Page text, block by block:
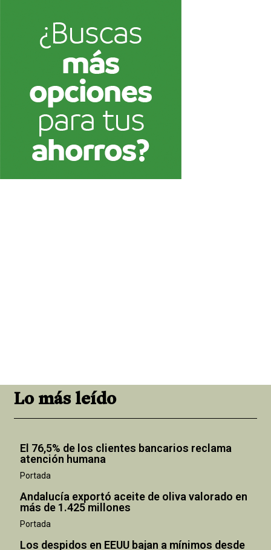
Lo más leído
El 76,5% de los clientes bancarios reclama
atención humana
Portada
Andalucía exportó aceite de oliva valorado en
más de 1.425 millones
Portada
Los despidos en EEUU bajan a mínimos desde